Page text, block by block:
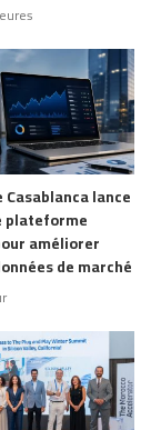
Casablanca lance
plateforme
améliorer
de marché